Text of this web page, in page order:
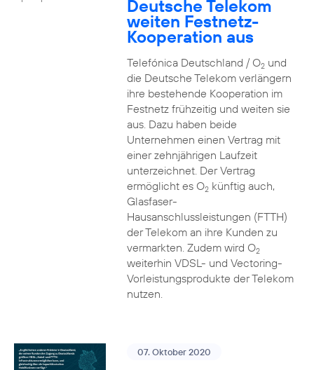
Deutsche Telekom
weiten Festnetz-
Kooperation aus
Telefónica Deutschland / O2und
die Deutsche Telekom verlängern
ihre bestehende Kooperation im
Festnetz frühzeitig und weiten sie
aus. Dazu haben beide
Unternehmen einen Vertrag mit
einer zehnjährigen Laufzeit
unterzeichnet. Der Vertrag
ermöglicht es O2künftig auch,
Glasfaser-
Hausanschlussleistungen (FTTH)
der Telekom an ihre Kunden zu
vermarkten. Zudem wird O2
weiterhin VDSL- und Vectoring-
Vorleistungsprodukte der Telekom
nutzen.
07. Oktober 2020